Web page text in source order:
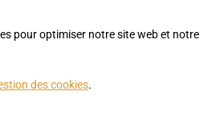
pour optimiser notre site web et notre
des cookies.